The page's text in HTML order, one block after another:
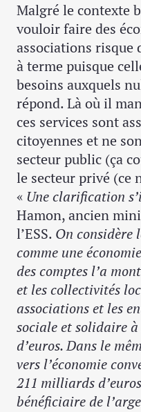
Malgré le contexte
vouloir faire des
associations risque
à terme puisque
besoins auxquels
répond. Là où il
ces services sont
citoyennes et ne
secteur public (ça
le secteur privé (ce
« Une clarification
Hamon, ancien
l’ESS. On considère
comme une
des comptes l’a
et les collectivités
associations et les
sociale et solidaire
d’euros. Dans le
vers l’économie
211 milliards
bénéficiaire de